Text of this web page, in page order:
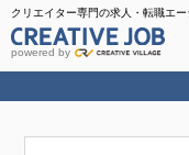
クリエイター専門の求人・転職エー
powered by